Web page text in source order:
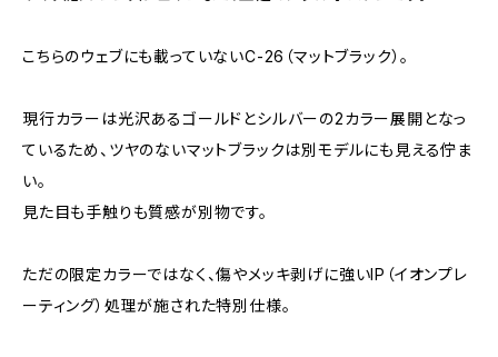
こちらのウェブにも載っていないC-26（マットブラック）。
現行カラーは光沢あるゴールドとシルバーの2カラー展開となっ
ているため、ツヤのないマットブラックは別モデルにも見える佇ま
い。
見た目も手触りも質感が別物です。
ただの限定カラーではなく、傷やメッキ剥げに強いIP（イオンプレ
ーティング）処理が施された特別仕様。